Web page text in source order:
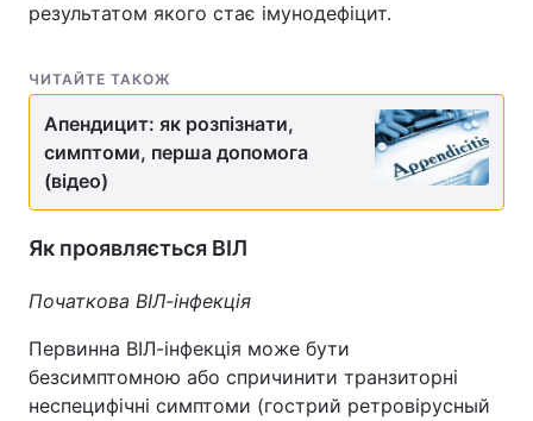
результатом якого стає імунодефіцит.
ЧИТАЙТЕ ТАКОЖ
Апендицит: як розпізнати,
симптоми, перша допомога
(відео)
Як проявляється ВІЛ
Початкова ВІЛ-інфекція
Первинна ВІЛ-інфекція може бути
безсимптомною або спричинити транзиторні
неспецифічні симптоми (гострий ретровірусный